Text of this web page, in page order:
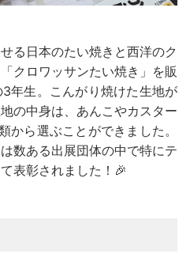
る日本のたい焼きと西洋のク
クロワッサンたい焼き」を販
年生。こんがり焼けた生地が
の中身は、あんこやカスター
から選ぶことができました。
数ある出展団体の中で特にテ
表彰されました！🎉